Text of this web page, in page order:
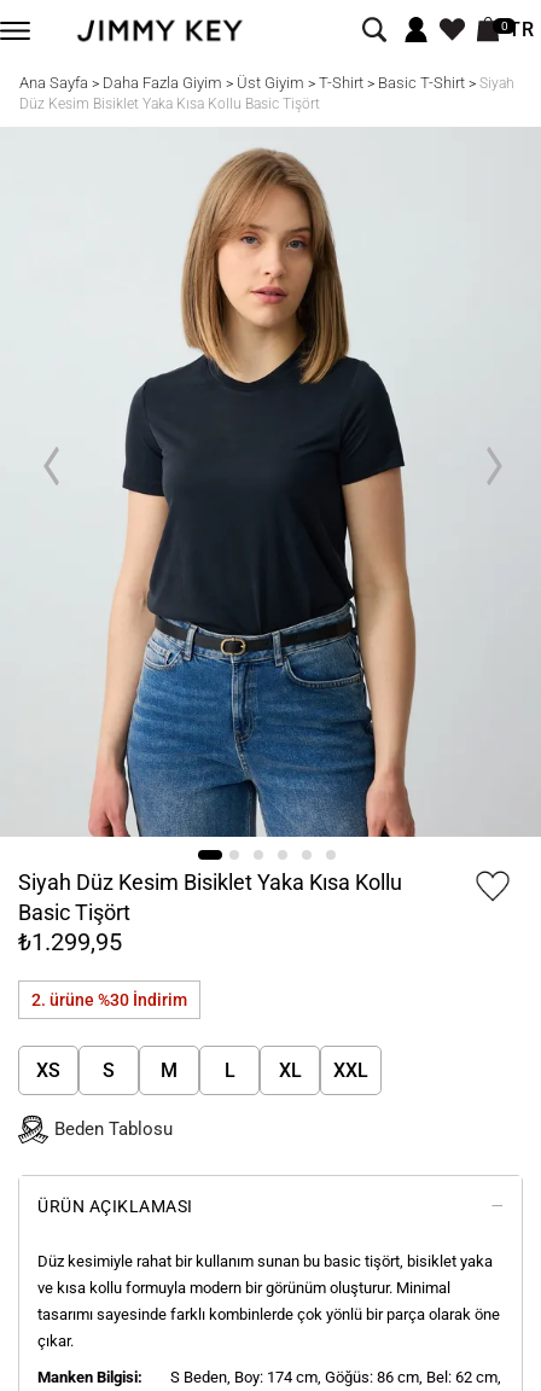
0TR
Ana Sayfa > Daha Fazla Giyim > Üst Giyim > T-Shirt> Basic T-Shirt> Siyah
Düz Kesim Bisiklet Yaka Kısa Kollu Basic Tişört
Siyah Düz Kesim Bisiklet Yaka Kısa Kollu
Basic Tişört
₺1.299,95
2. ürüne %30 İndirim
XS S M L XL XXL
Beden Tablosu
ÜRÜN AÇIKLAMASI
Düz kesimiyle rahat bir kullanım sunan bu basic tişört, bisiklet yaka
ve kısa kollu formuyla modern bir görünüm oluşturur. Minimal
tasarımı sayesinde farklı kombinlerde çok yönlü bir parça olarak öne
çıkar.
Manken Bilgisi:
S Beden, Boy: 174 cm, Göğüs: 86 cm, Bel: 62 cm,